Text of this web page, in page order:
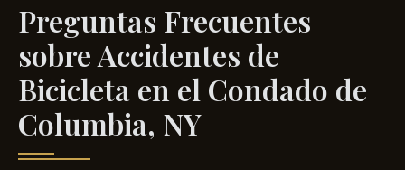
Preguntas Frecuentes
sobre Accidentes de
Bicicleta en el Condado de
Columbia, NY